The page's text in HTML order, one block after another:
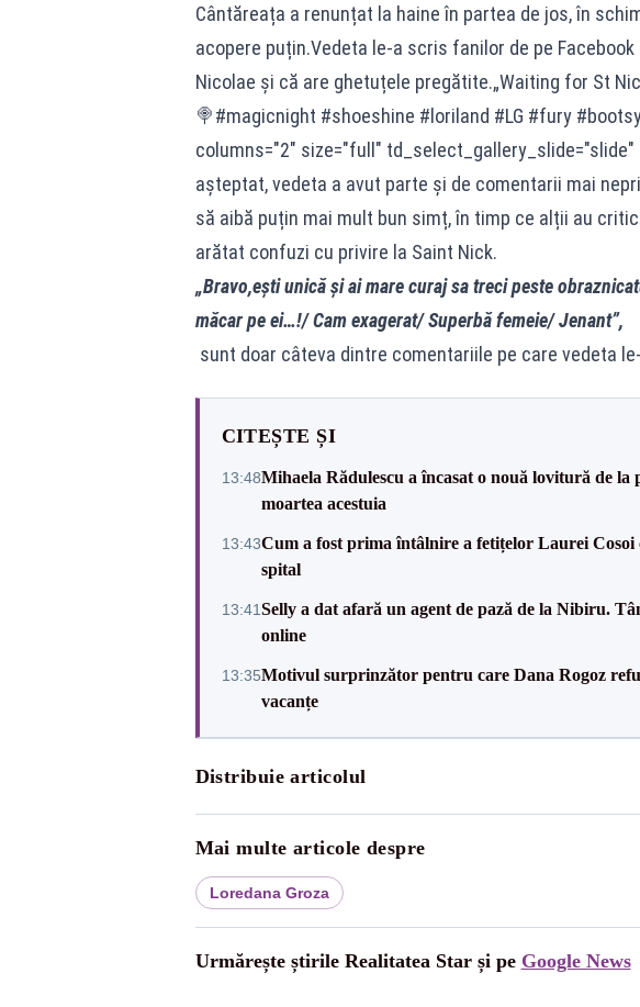
Cântăreața a renunțat la haine în partea de jos, în
acopere puțin.Vedeta le-a scris fanilor de pe
Nicolae și că are ghetuțele pregătite.„Waiting for St
🍭#magicnight #shoeshine #loriland #LG #fury
columns="2" size="full" td_select_gallery_slide="slide"
așteptat, vedeta a avut parte și de comentarii mai
să aibă puțin mai mult bun simț, în timp ce alții au
arătat confuzi cu privire la Saint Nick.
„Bravo,ești unică și ai mare curaj sa treci peste
măcar pe ei…!/ Cam exagerat/ Superbă femeie/ Jenant”,
sunt doar câteva dintre comentariile pe care vedeta
CITEȘTE ȘI
13:48Mihaela Rădulescu a încasat o nouă lovitură de
moartea acestuia
13:43Cum a fost prima întâlnire a fetițelor Laurei Cosoi
spital
13:41Selly a dat afară un agent de pază de la Nibiru.
online
13:35Motivul surprinzător pentru care Dana Rogoz
vacanțe
Distribuie articolul
Mai multe articole despre
Loredana Groza
Urmărește știrile Realitatea Star și pe Google News